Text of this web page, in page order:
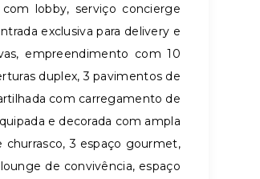
lobby, serviço concierge
exclusiva para delivery e
empreendimento com 10
duplex, 3 pavimentos de
com carregamento de
e decorada com ampla
3 espaço gourmet,
de convivência, espaço